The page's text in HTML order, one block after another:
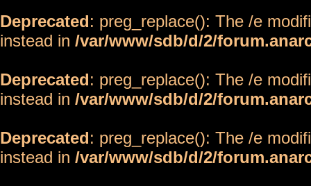
Deprecated: preg_replace(): The /e
instead in /var/www/sdb/d/2/
Deprecated: preg_replace(): The /e
instead in /var/www/sdb/d/2/
Deprecated: preg_replace(): The /e
instead in /var/www/sdb/d/2/